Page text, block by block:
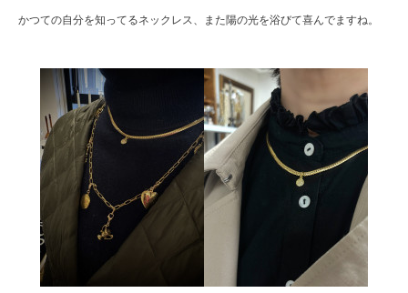
かつての自分を知ってるネックレス、また陽の光を浴びて喜んでますね。